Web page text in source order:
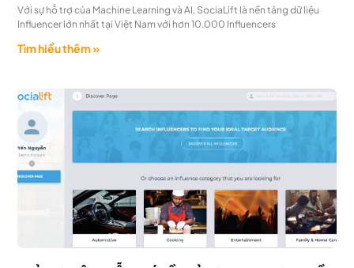
Với sự hỗ trợ của Machine Learning và AI, SociaLift là nền tảng dữ liệu
Influencer lớn nhất tại Việt Nam với hơn 10.000 Influencers
Tìm hiểu thêm »